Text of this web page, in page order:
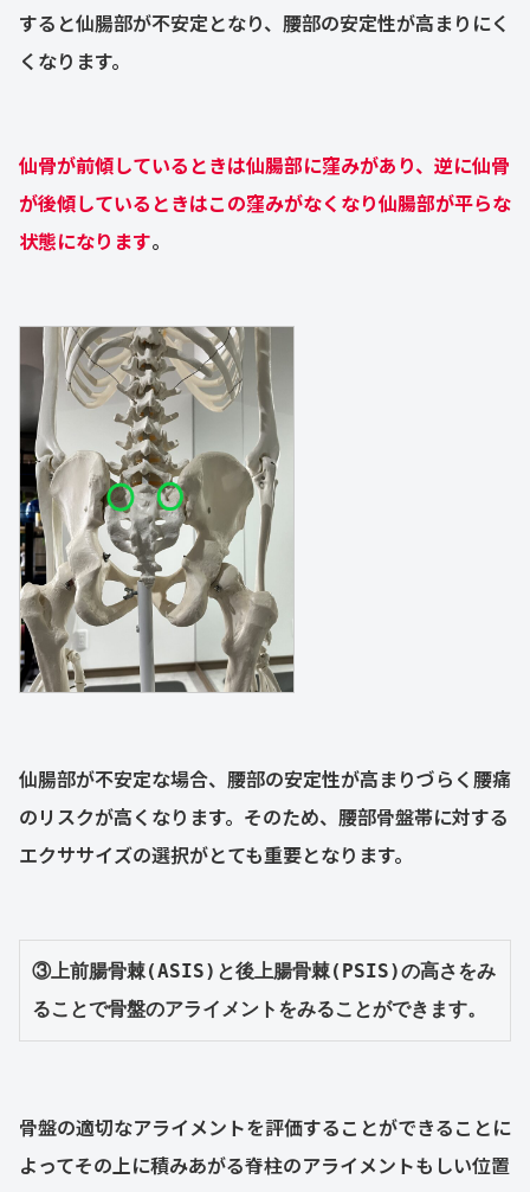
すると仙腸部が不安定となり、腰部の安定性が高まりにく
くなります。
仙骨が前傾しているときは仙腸部に窪みがあり、逆に仙骨
が後傾しているときはこの窪みがなくなり仙腸部が平らな
状態になります。
仙腸部が不安定な場合、腰部の安定性が高まりづらく腰痛
のリスクが高くなります。そのため、腰部骨盤帯に対する
エクササイズの選択がとても重要となります。
③上前腸骨棘(ASIS)と後上腸骨棘(PSIS)の高さをみ
ることで骨盤のアライメントをみることができます。
骨盤の適切なアライメントを評価することができることに
よってその上に積みあがる脊柱のアライメントもしい位置